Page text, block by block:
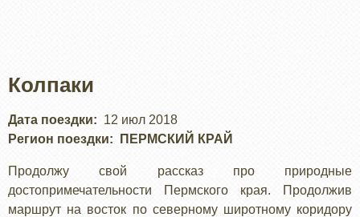
Колпаки
Дата поездки
12 июл 2018
Регион поездки
ПЕРМСКИЙ КРАЙ
Продолжу свой рассказ про природные
достопримечательности Пермского края. Продолжив
маршрут на восток по северному широтному коридору